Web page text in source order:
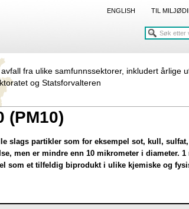
ENGLISH TIL
fra ulike samfunnssektorer, inkludert årlige
og Statsforvalteren
(PM10)
slags partikler som for eksempel sot, kull,
men er mindre enn 10 mikrometer i diameter.
som et tilfeldig biprodukt i ulike kjemiske og